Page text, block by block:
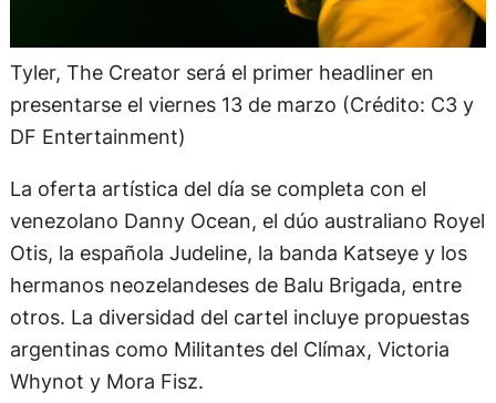
Tyler, The Creator será el primer headliner en
presentarse el viernes 13 de marzo (Crédito: C3 y
DF Entertainment)
La oferta artística del día se completa con el
venezolano Danny Ocean, el dúo australiano Royel
Otis, la española Judeline, la banda Katseye y los
hermanos neozelandeses de Balu Brigada, entre
otros. La diversidad del cartel incluye propuestas
argentinas como Militantes del Clímax, Victoria
Whynot y Mora Fisz.